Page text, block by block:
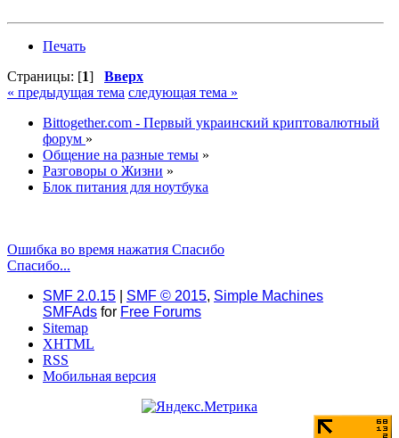
Печать
Страницы: [1] Вверх
« предыдущая тема следующая тема »
Bittogether.com - Первый украинский криптовалютный
форум »
Общение на разные темы »
Разговоры о Жизни »
Блок питания для ноутбука
Ошибка во время нажатия Спасибо
Спасибо...
SMF 2.0.15
SMF © 2015, Simple Machines
SMFAds for Free Forums
Sitemap
XHTML
RSS
Мобильная версия